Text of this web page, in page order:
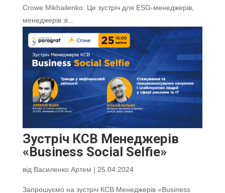
Crowe Mikhailenko. Це зустріч для ESG-менеджерів,
менеджерів зі...
Зустріч КСВ Менеджерів
«Business Social Selfie»
від Василенко Артем | 25.04.2024
Запрошуємо на зустріч КСВ Менеджерів «Business